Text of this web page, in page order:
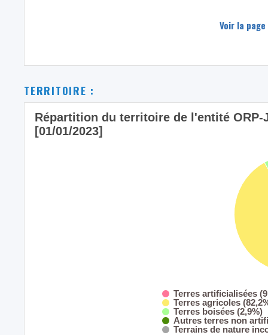
Voir la
TERRITOIRE :
Répartition du territoire de l'entité ORP-
[01/01/2023]
Terres artificialisées
Terres agricoles
Terres boisées (2,9%)
Autres terres non
Terrains de nature